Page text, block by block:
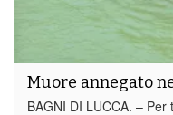
Muore annegato
BAGNI DI LUCCA. –